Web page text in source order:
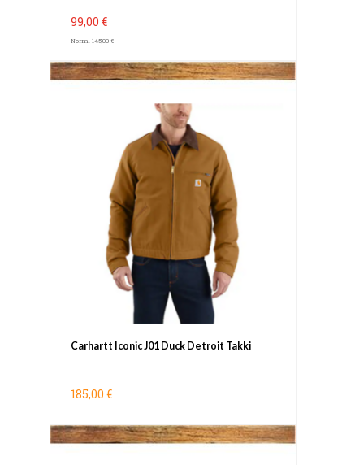
99,00 €
Norm. 145,00 €
Carhartt Iconic J01 Duck Detroit Takki
185,00 €